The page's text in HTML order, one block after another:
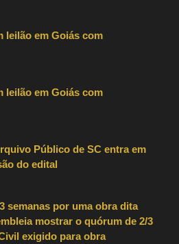
leilão em Goiás com
leilão em Goiás com
Público de SC entra em
do edital
semanas por uma obra dita
mostrar o quórum de 2/3
exigido para obra